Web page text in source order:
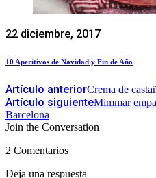
22 diciembre, 2017
10 Aperitivos de Navidad y Fin de Año
Artículo anteriorCrema de
Artículo siguienteMimmar
Barcelona
Join the Conversation
2 Comentarios
Deja una respuesta